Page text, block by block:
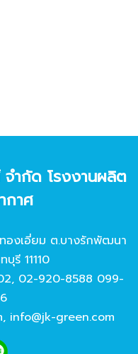
ากัด โรงงานผลิต
กาศ
องเอี่ยม ต.บางรักพัฒนา
รี 11110
, 02-920-8588 099-
, info@jk-green.com